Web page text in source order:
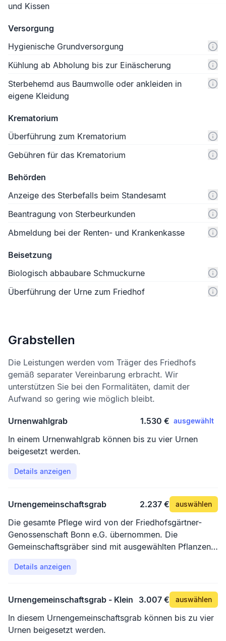
und Kissen
Versorgung
Hygienische Grundversorgung
Kühlung ab Abholung bis zur Einäscherung
Sterbehemd aus Baumwolle oder ankleiden in
eigene Kleidung
Krematorium
Überführung zum Krematorium
Gebühren für das Krematorium
Behörden
Anzeige des Sterbefalls beim Standesamt
Beantragung von Sterbeurkunden
Abmeldung bei der Renten- und Krankenkasse
Beisetzung
Biologisch abbaubare Schmuckurne
Überführung der Urne zum Friedhof
Grabstellen
Die Leistungen werden vom Träger des Friedhofs
gemäß separater Vereinbarung erbracht. Wir
unterstützen Sie bei den Formalitäten, damit der
Aufwand so gering wie möglich bleibt.
Urnenwahlgrab 1.530 € ausgewählt
In einem Urnenwahlgrab können bis zu vier Urnen
beigesetzt werden.
Details anzeigen
Urnengemeinschaftsgrab 2.237 € auswählen
Die gesamte Pflege wird von der Friedhofsgärtner-
Genossenschaft Bonn e.G. übernommen. Die
Gemeinschaftsgräber sind mit ausgewählten Pflanzen
blühenden Pflanzen bepflanzt. Ein Grabstein trägt die
eine Ablagefläche für Blumenschmuck und Kerzen.
Die Sicherheit der Leistungserbringung wird durch
einen Dauergrabpflegevertrag abgesichert.
Details anzeigen
Urnengemeinschaftsgrab - Klein 3.007 € auswählen
In diesem Urnengemeinschaftsgrab können bis zu vier
Urnen beigesetzt werden.